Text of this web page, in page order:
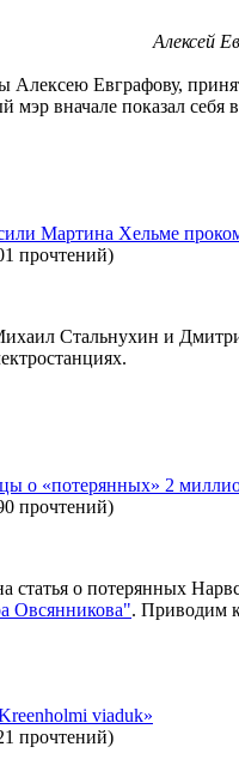
Алексей
Евграфову,
мэр вначале показал себя
Мартина Хельме
прочтений)
Стальнухин и
о «потерянных» 2
прочтений)
статья о потерянных
Овсянникова". Приводим
viaduk»
прочтений)